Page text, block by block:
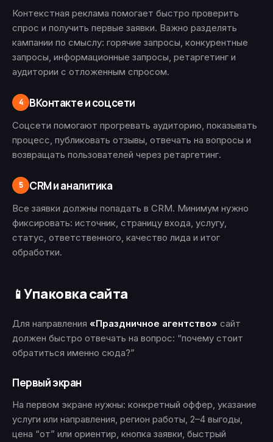
Контекстная реклама помогает быстро проверить
спрос и получить первые заявки. Важно разделять
кампании по смыслу: горячие запросы, конкурентные
запросы, информационные запросы, ретаргетинг и
аудитории с отложенным спросом.
4 ВКонтакте и соцсети
Соцсети помогают прогревать аудиторию, показывать
процесс, публиковать отзывы, отвечать на вопросы и
возвращать пользователей через ретаргетинг.
5 CRM и аналитика
Все заявки должны попадать в CRM. Минимум нужно
фиксировать: источник, страницу входа, услугу,
статус, ответственного, качество лида и итог
обработки.
📱Упаковка сайта
Для направления «Праздничное агентство» сайт
должен быстро отвечать на вопрос: “почему стоит
обратиться именно сюда?”
Первый экран
На первом экране нужны: конкретный оффер, указание
услуги или направления, регион работы, 2–4 выгоды,
цена “от” или ориентир, кнопка заявки, быстрый